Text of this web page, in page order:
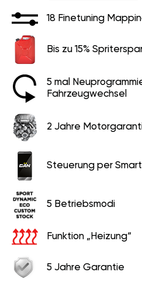
18 Finetuning
Bis zu 15%
5 mal
Fahrzeugwechsel
2 Jahre
Steuerung per
5 Betriebsmodi
Funktion „Heizung“
5 Jahre Garantie